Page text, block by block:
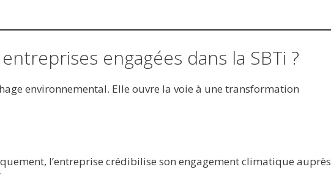
engagées dans la SBTi ?
environnemental. Elle ouvre la voie à une transformation
l’entreprise crédibilise son engagement climatique auprès